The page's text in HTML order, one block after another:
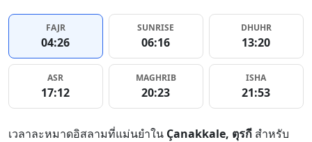
FAJR
04:26
SUNRISE
06:16
DHUHR
13:20
ASR
17:12
MAGHRIB
20:23
ISHA
21:53
เวลาละหมาดอิสลามที่แม่นยำใน Çanakkale, ตุรกี สำหรับ